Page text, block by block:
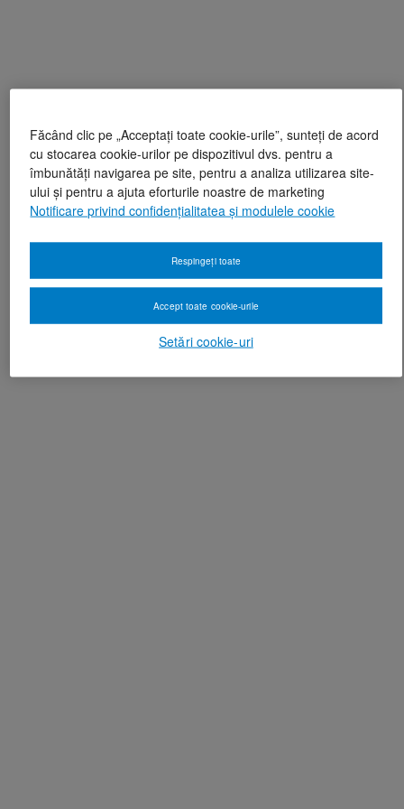
Făcând clic pe „Acceptați toate cookie-urile”, sunteți de acord
cu stocarea cookie-urilor pe dispozitivul dvs. pentru a
îmbunătăți navigarea pe site, pentru a analiza utilizarea site-
ului și pentru a ajuta eforturile noastre de marketing
Notificare privind confidențialitatea și modulele cookie
Setări cookie-uri
Respingeți toate
Accept toate cookie-urile